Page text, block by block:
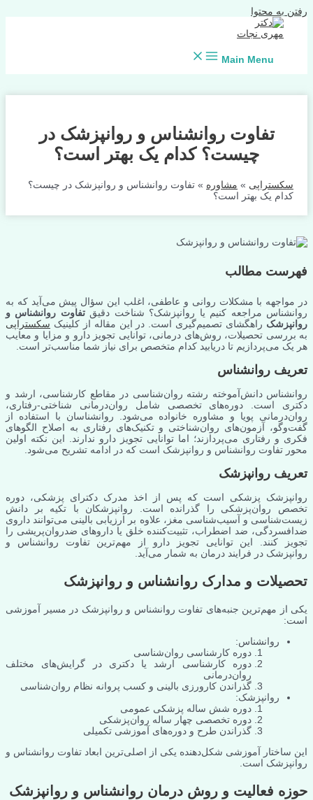
رفتن به محتوا
Main Menu
تفاوت روانشناس و روانپزشک در
چیست؟ کدام یک بهتر است؟
سکستراپی » مشاوره » تفاوت روانشناس و روانپزشک در چیست؟
کدام یک بهتر است؟
فهرست مطالب
در مواجهه با مشکلات روانی و عاطفی، اغلب این سؤال پیش می‌آید که به
روانشناس مراجعه کنیم یا روانپزشک؟ شناخت دقیقتفاوت روانشناس و
روانپزشک راهگشای تصمیم‌گیری است. در این مقاله از کلینیک سکستراپی
به بررسی تحصیلات، روش‌های درمانی، توانایی تجویز دارو و مزایا و معایب
هر یک می‌پردازیم تا دریابید کدام متخصص برای نیاز شما مناسب‌تر است.
تعریف روانشناس
روانشناس دانش‌آموخته رشته روان‌شناسی در مقاطع کارشناسی، ارشد و
دکتری است. دوره‌های تخصصی شامل روان‌درمانی شناختی-رفتاری،
روان‌درمانی پویا و مشاوره خانواده می‌شود. روانشناسان با استفاده از
گفت‌وگو، آزمون‌های روان‌شناختی و تکنیک‌های رفتاری به اصلاح الگوهای
فکری و رفتاری می‌پردازند؛ اما توانایی تجویز دارو ندارند. این نکته اولین
محور تفاوت روانشناس و روانپزشک است که در ادامه تشریح می‌شود.
تعریف روانپزشک
روانپزشک پزشکی است که پس از اخذ مدرک دکترای پزشکی، دوره
تخصص روان‌پزشکی را گذرانده است. روانپزشکان با تکیه بر دانش
زیست‌شناسی و آسیب‌شناسی مغز، علاوه بر ارزیابی بالینی می‌توانند داروی
ضدافسردگی، ضد اضطراب، تثبیت‌کننده خلق یا داروهای ضدروان‌پریشی را
تجویز کنند. این توانایی تجویز دارو از مهم‌ترین تفاوت روانشناس و
روانپزشک در فرایند درمان به شمار می‌آید.
تحصیلات و مدارک روانشناس و روانپزشک
یکی از مهم‌ترین جنبه‌های تفاوت روانشناس و روانپزشک در مسیر آموزشی
است:
روانشناس:
دوره کارشناسی روان‌شناسی
دوره کارشناسی ارشد یا دکتری در گرایش‌های مختلف
روان‌درمانی
گذراندن کارورزی بالینی و کسب پروانه نظام روان‌شناسی
روانپزشک:
دوره شش ساله پزشکی عمومی
دوره تخصصی چهار ساله روان‌پزشکی
گذراندن طرح و دوره‌های آموزشی تکمیلی
این ساختار آموزشی شکل‌دهنده یکی از اصلی‌ترین ابعاد تفاوت روانشناس و
روانپزشک است.
حوزه فعالیت و روش درمان روانشناس و روانپزشک